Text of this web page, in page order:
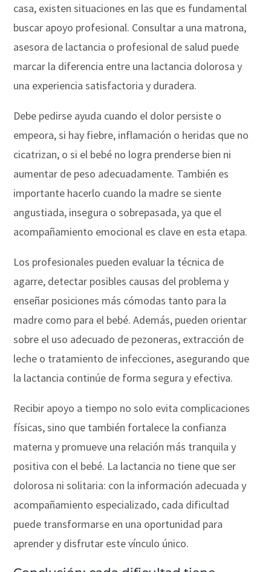
casa, existen situaciones en las que es fundamental
buscar apoyo profesional. Consultar a una matrona,
asesora de lactancia o profesional de salud puede
marcar la diferencia entre una lactancia dolorosa y
una experiencia satisfactoria y duradera.
Debe pedirse ayuda cuando el dolor persiste o
empeora, si hay fiebre, inflamación o heridas que no
cicatrizan, o si el bebé no logra prenderse bien ni
aumentar de peso adecuadamente. También es
importante hacerlo cuando la madre se siente
angustiada, insegura o sobrepasada, ya que el
acompañamiento emocional es clave en esta etapa.
Los profesionales pueden evaluar la técnica de
agarre, detectar posibles causas del problema y
enseñar posiciones más cómodas tanto para la
madre como para el bebé. Además, pueden orientar
sobre el uso adecuado de pezoneras, extracción de
leche o tratamiento de infecciones, asegurando que
la lactancia continúe de forma segura y efectiva.
Recibir apoyo a tiempo no solo evita complicaciones
físicas, sino que también fortalece la confianza
materna y promueve una relación más tranquila y
positiva con el bebé. La lactancia no tiene que ser
dolorosa ni solitaria: con la información adecuada y
acompañamiento especializado, cada dificultad
puede transformarse en una oportunidad para
aprender y disfrutar este vínculo único.